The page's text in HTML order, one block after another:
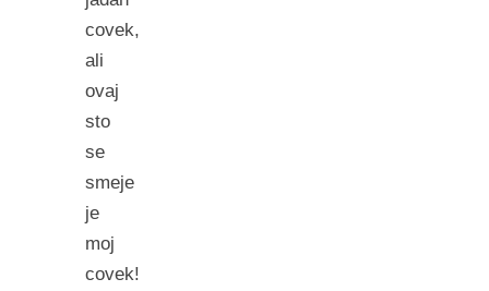
covek,
ali
ovaj
sto
se
smeje
je
moj
covek!